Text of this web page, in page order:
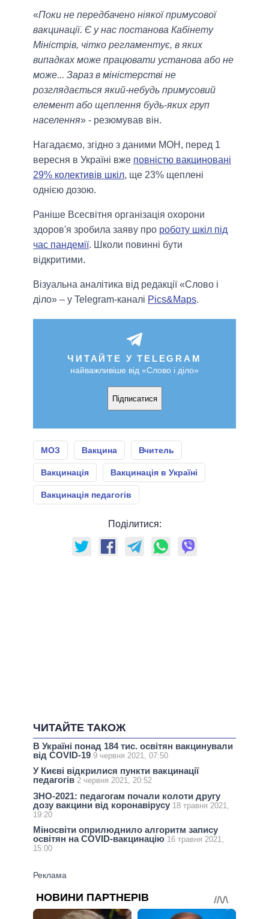
«Поки не передбачено ніякої примусової
вакцинації. Є у нас постанова Кабінету
Міністрів, чітко регламентує, в яких
випадках може працювати установа або не
може... Зараз в міністерстві не
розглядається який-небудь примусовий
елемент або щеплення будь-яких груп
населення» - резюмував він.
Нагадаємо, згідно з даними МОН, перед 1
вересня в Україні вже повністю вакциновані
29% колективів шкіл, ще 23% щеплені
однією дозою.
Раніше Всесвітня організація охорони
здоров'я зробила заяву про роботу шкіл під
час пандемії. Школи повинні бути
відкритими.
Візуальна аналітика від редакції «Слово і
діло» – у Telegram-каналі Pics&Maps.
ЧИТАЙТЕ У TELEGRAM
найважливіше від «Слово і діло»
Підписатися
МОЗ Вакцина Вчитель
Вакцинація Вакцинація в Україні
Вакцинація педагогів
Поділитися:
ЧИТАЙТЕ ТАКОЖ
В Україні понад 184 тис. освітян вакцинували
від COVID-19 9 червня 2021, 07:50
У Києві відкрилися пункти вакцинації
педагогів 2 червня 2021, 20:52
ЗНО-2021: педагогам почали колоти другу
дозу вакцини від коронавірусу 18 травня 2021,
19:20
Міносвіти оприлюднило алгоритм запису
освітян на COVID-вакцинацію 16 травня 2021,
15:00